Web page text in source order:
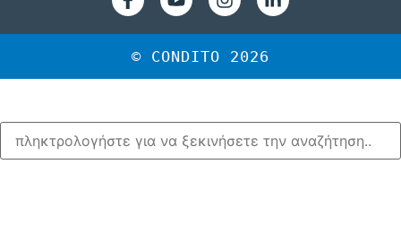
© CONDITO 2026